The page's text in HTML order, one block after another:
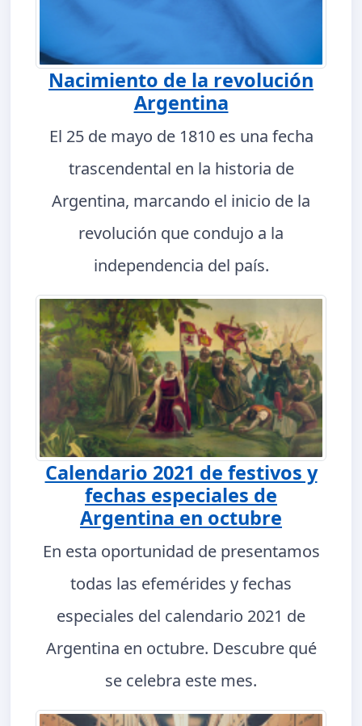
Nacimiento de la revolución
Argentina
El 25 de mayo de 1810 es una fecha
trascendental en la historia de
Argentina, marcando el inicio de la
revolución que condujo a la
independencia del país.
Calendario 2021 de festivos y
fechas especiales de
Argentina en octubre
En esta oportunidad de presentamos
todas las efemérides y fechas
especiales del calendario 2021 de
Argentina en octubre. Descubre qué
se celebra este mes.